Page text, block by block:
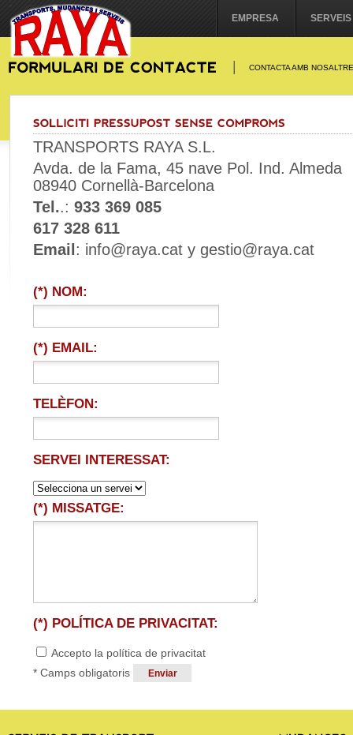
EMPRESA SERVEIS
CONTACTA AMB
TRANSPORTS RAYA S.L.
Avda. de la Fama, 45 nave Pol. Ind. Almeda
08940 Cornellà-Barcelona
Tel..: 933 369 085
617 328 611
Email : info@raya.cat y gestio@raya.cat
(*) NOM:
(*) EMAIL:
TELÈFON:
SERVEI INTERESSAT:
(*) MISSATGE:
(*) POLÍTICA DE PRIVACITAT:
Accepto la política de privacitat
* Camps obligatoris